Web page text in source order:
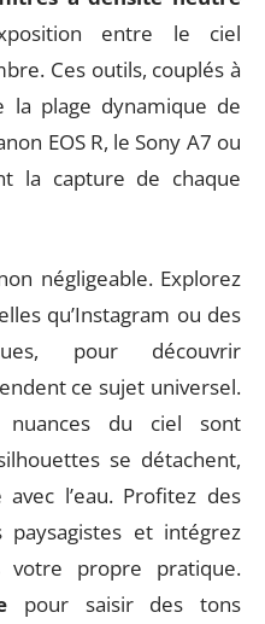
entre le ciel
Ces outils, couplés à
la plage dynamique de
EOS R, le Sony A7 ou
la capture de chaque
négligeable. Explorez
qu’Instagram ou des
pour découvrir
ce sujet universel.
nuances du ciel sont
se détachent,
l’eau. Profitez des
paysagistes et intégrez
votre propre pratique.
pour saisir des tons